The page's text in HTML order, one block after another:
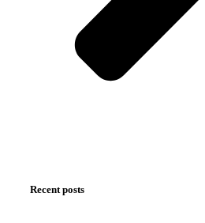
Recent posts